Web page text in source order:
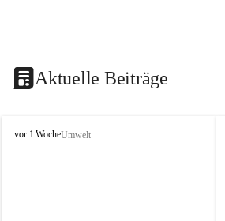
Aktuelle Beiträge
V
vor 1 WocheUmwelt